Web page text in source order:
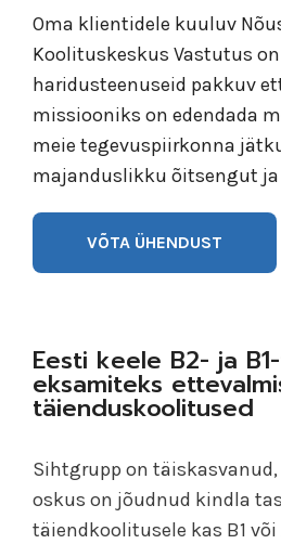
Oma klientidele kuuluv
Koolituskeskus Vastutus
haridusteenuseid pakkuv
missiooniks on edendada
meie tegevuspiirkonna
majanduslikku õitsengut ja
VÕTA ÜHENDUST
Eesti keele B2- ja
eksamiteks
täienduskoolitused
Sihtgrupp on täiskasvanud,
oskus on jõudnud kindla
täiendkoolitusele kas B1 või